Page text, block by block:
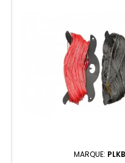
MARQUE: PLKB